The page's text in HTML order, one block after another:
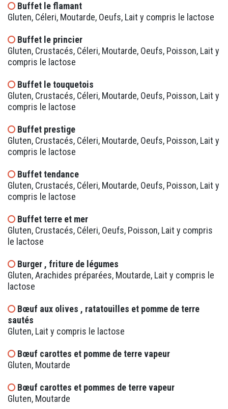
Buffet le flamant
Gluten, Céleri, Moutarde, Oeufs, Lait y compris le lactose
Buffet le princier
Gluten, Crustacés, Céleri, Moutarde, Oeufs, Poisson, Lait y
compris le lactose
Buffet le touquetois
Gluten, Crustacés, Céleri, Moutarde, Oeufs, Poisson, Lait y
compris le lactose
Buffet prestige
Gluten, Crustacés, Céleri, Moutarde, Oeufs, Poisson, Lait y
compris le lactose
Buffet tendance
Gluten, Crustacés, Céleri, Moutarde, Oeufs, Poisson, Lait y
compris le lactose
Buffet terre et mer
Gluten, Crustacés, Céleri, Oeufs, Poisson, Lait y compris
le lactose
Burger , friture de légumes
Gluten, Arachides préparées, Moutarde, Lait y compris le
lactose
Bœuf aux olives , ratatouilles et pomme de terre
sautés
Gluten, Lait y compris le lactose
Bœuf carottes et pomme de terre vapeur
Gluten, Moutarde
Bœuf carottes et pommes de terre vapeur
Gluten, Moutarde